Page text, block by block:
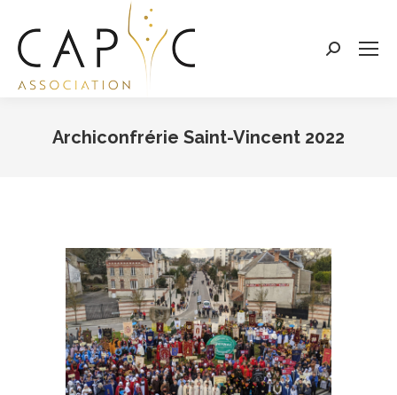
Search:
Archiconfrérie Saint-Vincent 2022